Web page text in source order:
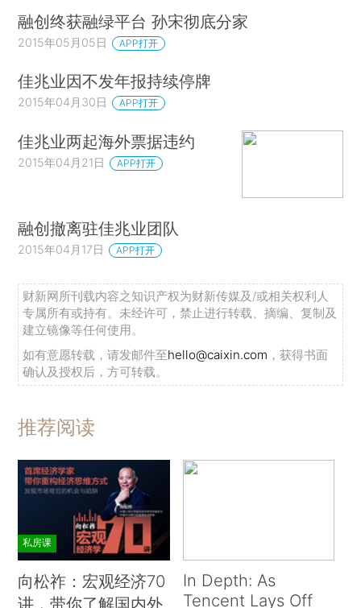
融创终获融绿平台 孙宋彻底分家
2015年05月05日 APP打开
佳兆业因不发年报持续停牌
2015年04月30日 APP打开
佳兆业两起海外票据违约
2015年04月21日 APP打开
融创撤离驻佳兆业团队
2015年04月17日 APP打开
财新网所刊载内容之知识产权为财新传媒及/或相关权利人
专属所有或持有。未经许可，禁止进行转载、摘编、复制及
建立镜像等任何使用。
如有意愿转载，请发邮件至hello@caixin.com ，获得书面
确认及授权后，方可转载。
推荐阅读
私房课
向松祚：宏观经济70
讲，带你了解国内外
In Depth: As
Tencent Lays Off